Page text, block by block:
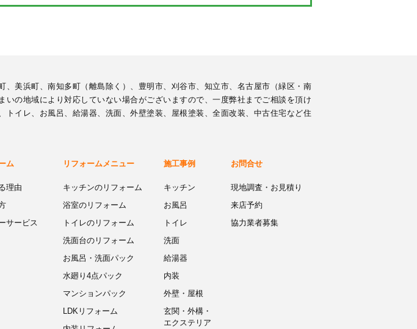
美浜町、南知多町（離島除く）、豊明市、刈谷市、知立市、名古屋市（緑区・南
の地域により対応していない場合がございますので、一度弊社までご相談を頂け
イレ、お風呂、給湯器、洗面、外壁塗装、屋根塗装、全面改装、中古住宅など住
ム
理由
サービス
リフォームメニュー
キッチンのリフォーム
浴室のリフォーム
トイレのリフォーム
洗面台のリフォーム
お風呂・洗面パック
水廻り4点パック
マンションパック
LDKリフォーム
施工事例
キッチン
お風呂
トイレ
洗面
給湯器
内装
外壁・屋根
玄関・外構・
エクステリア
お問合せ
現地調査・お見積り
来店予約
協力業者募集